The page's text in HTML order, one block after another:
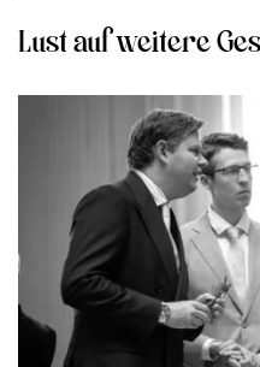
Lust auf weitere